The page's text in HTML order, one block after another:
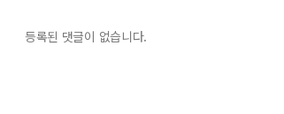
등록된 댓글이 없습니다.